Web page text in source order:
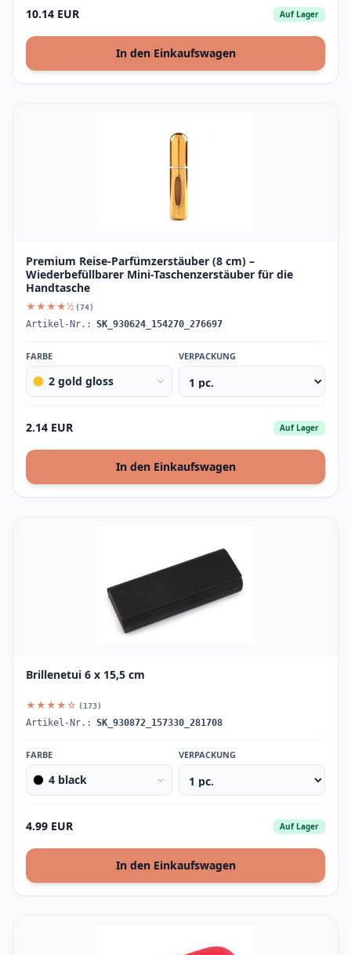
10.14 EUR Auf Lager
In den Einkaufswagen
Premium Reise-Parfümzerstäuber (8 cm) –
Wiederbefüllbarer Mini-Taschenzerstäuber für die
Handtasche
★★★★½ (74)
Artikel-Nr.: SK_930624_154270_276697
FARBE
2 gold gloss
VERPACKUNG
2.14 EUR Auf Lager
In den Einkaufswagen
Brillenetui 6 x 15,5 cm
★★★★☆ (173)
Artikel-Nr.: SK_930872_157330_281708
FARBE
4 black
VERPACKUNG
4.99 EUR Auf Lager
In den Einkaufswagen